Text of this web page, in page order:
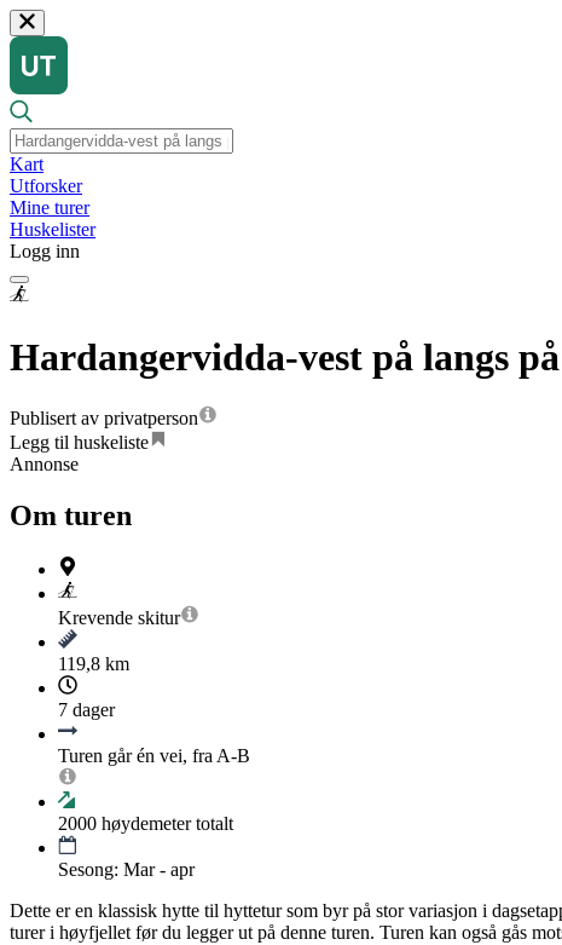
Kart
Utforsker
Mine turer
Huskelister
Logg inn
Hardangervidda-vest på langs
Publisert av privatperson
Legg til huskeliste
Annonse
Om turen
Krevende skitur
119,8 km
7 dager
Turen går én vei, fra A-B
2000 høydemeter totalt
Sesong: Mar - apr
Dette er en klassisk hytte til hyttetur som byr på stor variasjon i
turer i høyfjellet før du legger ut på denne turen. Turen kan også gås